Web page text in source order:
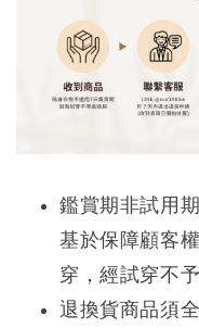
鑑賞期非試用
基於保障顧客
穿，經試穿不
退換貨商品須